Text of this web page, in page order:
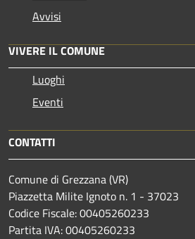
Avvisi
VIVERE IL COMUNE
Luoghi
Eventi
CONTATTI
Comune di Grezzana (VR)
Piazzetta Milite Ignoto n. 1 - 37023
Codice Fiscale: 00405260233
Partita IVA: 00405260233